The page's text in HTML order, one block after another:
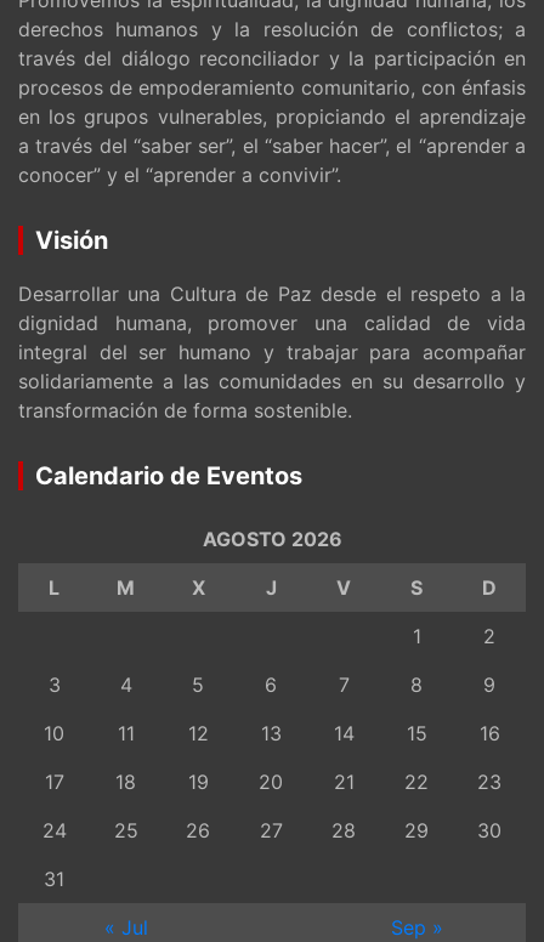
derechos humanos y la resolución de conflictos; a
través del diálogo reconciliador y la participación en
procesos de empoderamiento comunitario, con énfasis
en los grupos vulnerables, propiciando el aprendizaje
a través del “saber ser”, el “saber hacer”, el “aprender a
conocer” y el “aprender a convivir”.
Visión
Desarrollar una Cultura de Paz desde el respeto a la
dignidad humana, promover una calidad de vida
integral del ser humano y trabajar para acompañar
solidariamente a las comunidades en su desarrollo y
transformación de forma sostenible.
Calendario de Eventos
AGOSTO 2026
L
M X J V S
D
1
2
3
4 5 6 7 8
9
10
11 12 13 14 15
16
17
18 19 20 21 22
23
24
25 26 27 28 29
30
31
« Jul
Sep »